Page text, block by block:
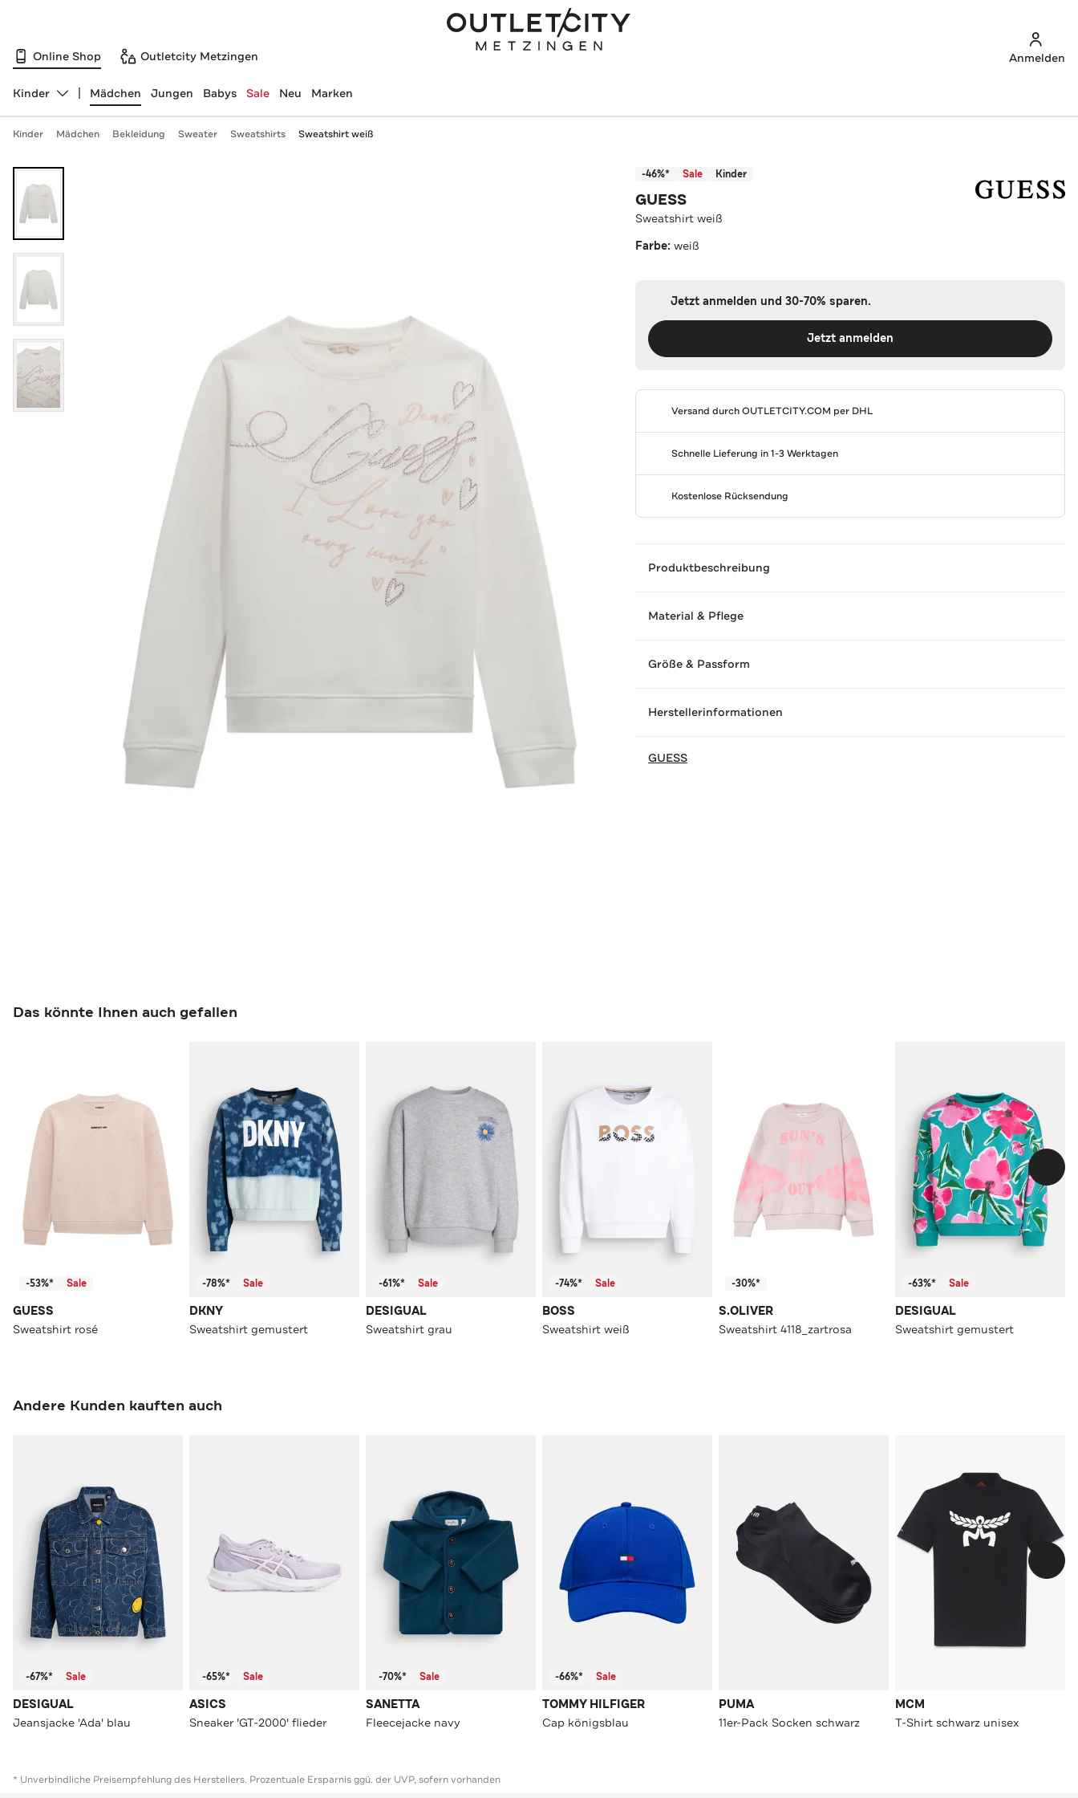
Online Shop Outletcity Metzingen Anmelden
Abteilung ändern, ausgewählt:
Kinder Mädchen Jungen Babys Sale Neu Marken
Kinder Mädchen Bekleidung Sweater Sweatshirts Sweatshirt weiß
-46%* Sale Kinder
GUESS
Sweatshirt weiß
Farbe:weiß
Jetzt anmelden und 30-70% sparen.
Jetzt anmelden
Versand durchOUTLETCITY.COM per DHL
Schnelle Lieferung in 1-3 Werktagen
Kostenlose Rücksendung
Produktbeschreibung
Material & Pflege
Größe & Passform
Herstellerinformationen
GUESS
Das könnte Ihnen auch gefallen
-53%* Sale
GUESS
Sweatshirt rosé
-78%* Sale
DKNY
Sweatshirt gemustert
-61%* Sale
DESIGUAL
Sweatshirt grau
-74%* Sale
BOSS
Sweatshirt weiß
-30%*
S.OLIVER
Sweatshirt 4118_zartrosa
-63%* Sale
DESIGUAL
Sweatshirt gemustert
Andere Kunden kauften auch
-67%* Sale
DESIGUAL
Jeansjacke 'Ada' blau
-65%* Sale
ASICS
Sneaker 'GT-2000' flieder
-70%* Sale
SANETTA
Fleecejacke navy
-66%* Sale
TOMMY HILFIGER
Cap königsblau
PUMA
11er-Pack Socken schwarz
MCM
T-Shirt schwarz unisex
* Unverbindliche Preisempfehlung des Herstellers. Prozentuale Ersparnis ggü. der UVP, sofern vorhanden